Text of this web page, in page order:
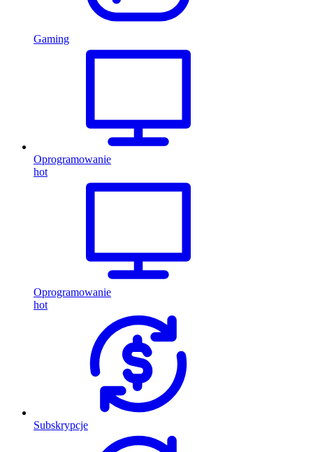
Gaming
Oprogramowanie
hot
Oprogramowanie
hot
Subskrypcje